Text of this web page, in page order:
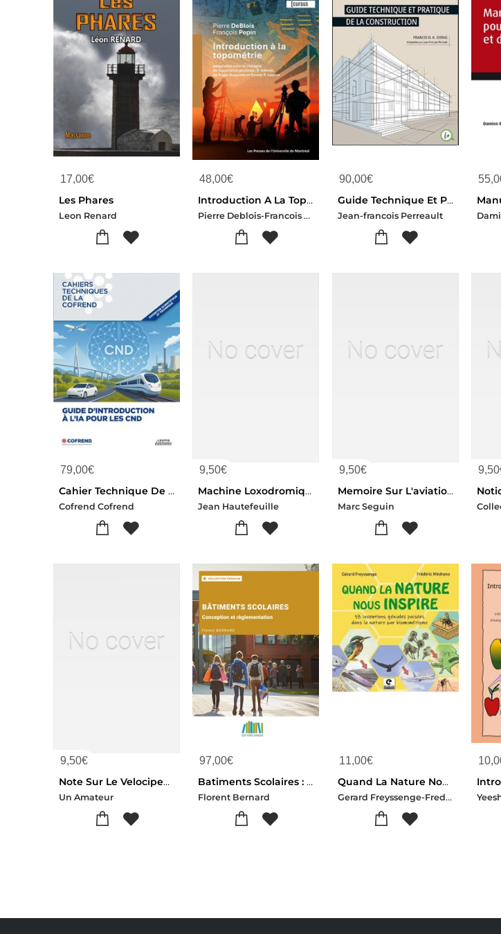
17,00€
Les Phares
Leon Renard
48,00€
Introduction A La Topometrie : Adaptation Pour Le Collegial De Topometrie Generale, 3e Edition, De Roger Duquette Et Ernest P. Lauzon
Pierre Deblois-Francois Pepin
90,00€
Guide Technique Et Pratique De La Construction (4e Edition)
Jean-francois Perreault
79,00€
Cahier Technique De La Cofrend : Guide D'introduction A L'ia Pour Les Cnd
Cofrend Cofrend
9,50€
Machine Loxodromique Qui Trace Sur Un Papier, Le Chemin Que Fait Un Navire
Jean Hautefeuille
9,50€
Memoire Sur L'aviation Ou Navigation Aerienne
Marc Seguin
9,50
9,50€
Note Sur Le Velocipede A Pedales Et A Frein De M. Michaux
Un Amateur
97,00€
Batiments Scolaires : Conception Et Reglementation
Florent Bernard
11,00€
Quand La Nature Nous Inspire : 18 Inventions Geniales Puisees Dans La Nature Par Biomimetisme
Gerard Freyssenge-Frederic Medrano